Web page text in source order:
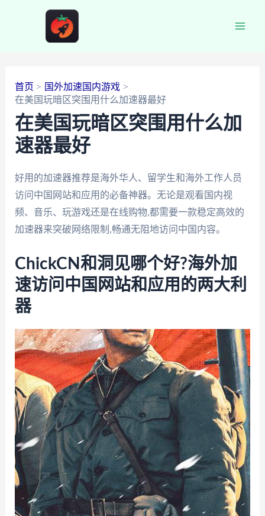
首页
国外加速国内游戏
在美国玩暗区突围用什么加速器最好
在美国玩暗区突围用什么加
速器最好
好用的加速器推荐是海外华人、留学生和海外工作人员
访问中国网站和应用的必备神器。无论是观看国内视
频、音乐、玩游戏还是在线购物,都需要一款稳定高效的
加速器来突破网络限制,畅通无阻地访问中国内容。
ChickCN和洞见哪个好?海外加
速访问中国网站和应用的两大利
器